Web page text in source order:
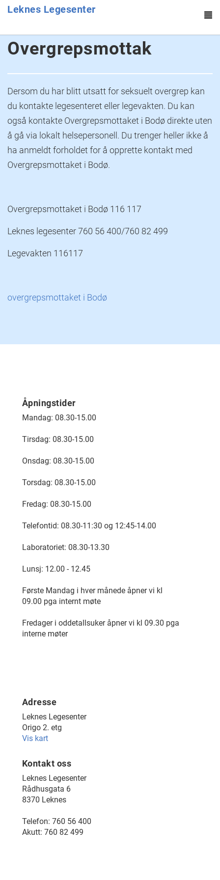
Hopp til hovedinnhold
Leknes Legesenter
Overgrepsmottak
Dersom du har blitt utsatt for seksuelt overgrep kan
du kontakte legesenteret eller legevakten. Du kan
også kontakte Overgrepsmottaket i Bodø direkte uten
å gå via lokalt helsepersonell. Du trenger heller ikke å
ha anmeldt forholdet for å opprette kontakt med
Overgrepsmottaket i Bodø.
Overgrepsmottaket i Bodø 116 117
Leknes legesenter 760 56 400/760 82 499
Legevakten 116117
overgrepsmottaket i Bodø
Åpningstider
Mandag: 08.30-15.00
Tirsdag: 08.30-15.00
Onsdag: 08.30-15.00
Torsdag: 08.30-15.00
Fredag: 08.30-15.00
Telefontid: 08.30-11:30 og 12:45-14.00
Laboratoriet: 08.30-13.30
Lunsj: 12.00 - 12.45
Første Mandag i hver månede åpner vi kl
09.00 pga internt møte
Fredager i oddetallsuker åpner vi kl 09.30 pga
interne møter
Adresse
Leknes Legesenter
Origo 2. etg
Vis kart
Kontakt oss
Leknes Legesenter
Rådhusgata 6
8370 Leknes
Telefon: 760 56 400
Akutt: 760 82 499